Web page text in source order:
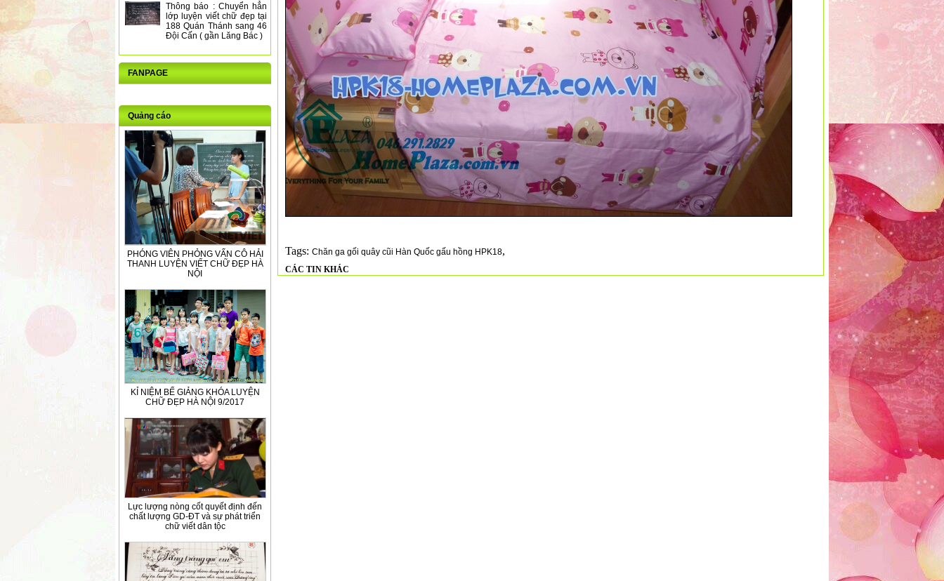
Thông báo : Chuyển hẳn
lớp luyện viết chữ đẹp tại
188 Quán Thánh sang 46
Đội Cấn ( gần Lăng Bác )
FANPAGE
Quảng cáo
PHÓNG VIÊN PHỎNG VẤN CÔ HẢI
THANH LUYỆN VIẾT CHỮ ĐẸP HÀ
NỘI
KỈ NIỆM BẾ GIẢNG KHÓA LUYỆN
CHỮ ĐẸP HÀ NỘI 9/2017
Lực lượng nòng cốt quyết định đến
chất lượng GD-ĐT và sự phát triển
chữ viết dân tộc
Tags: Chăn ga gối quây cũi Hàn Quốc gấu hồng HPK18,
CÁC TIN KHÁC